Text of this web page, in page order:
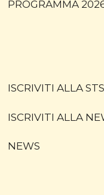
PROGRAMMA
ISCRIVITI ALLA
ISCRIVITI ALLA
NEWS